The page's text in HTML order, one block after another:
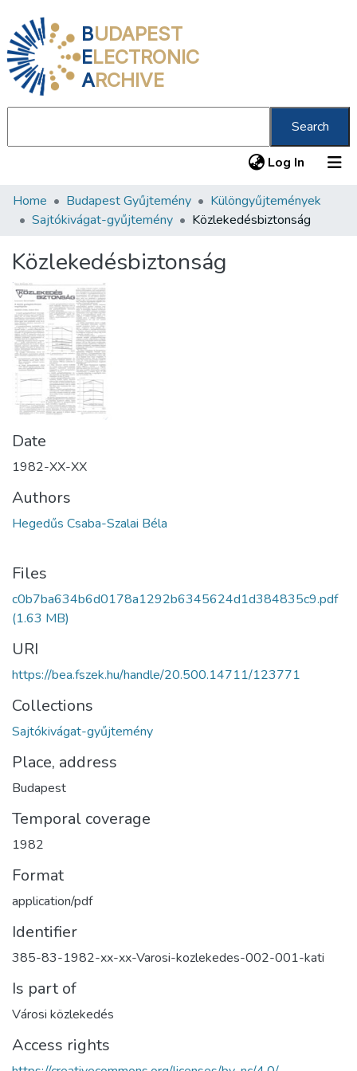
BUDAPEST
ELECTRONIC
ARCHIVE
Search
Log In (current)
Communities & Collections
Statistics
About us
Home Budapest Gyűjtemény
Különgyűjtemények
Sajtókivágat-gyűjtemény
Közlekedésbiztonság
Közlekedésbiztonság
Date
1982-XX-XX
Authors
Hegedűs Csaba-Szalai Béla
Files
c0b7ba634b6d0178a1292b6345624d1d384835c9.pdf
(1.63 MB)
URI
https://bea.fszek.hu/handle/20.500.14711/123771
Collections
Sajtókivágat-gyűjtemény
Place, address
Budapest
Temporal coverage
1982
Format
application/pdf
Identifier
385-83-1982-xx-xx-Varosi-kozlekedes-002-001-kati
Is part of
Városi közlekedés
Access rights